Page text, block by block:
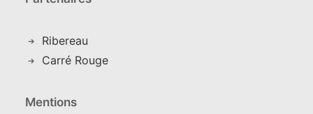
Ribereau
Carré Rouge
Mentions